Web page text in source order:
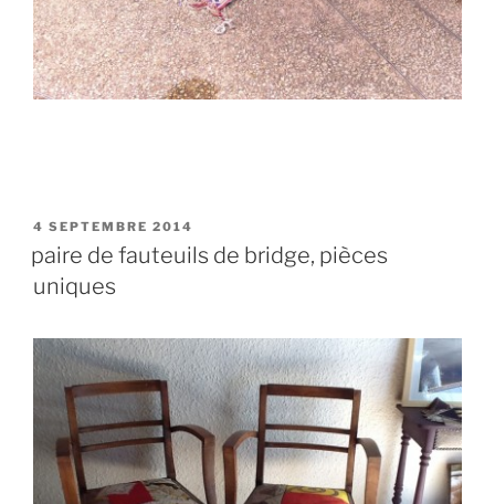
PUBLIÉ
4 SEPTEMBRE 2014
paire de fauteuils de bridge, pièces
uniques